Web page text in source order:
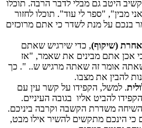
היטב גם מבלי לדבר הרבה. תוכלו
מבין", "ספר לי עוד". תוכלו לחזור
בנכם על מנת לשדר כי אתם מרוכזים
אחרת (שיקוף), כדי שירגיש שאתם
אכן אתם מבינים את שאמר, "אז
אומר זה שאתה מרגיש ש.. ". כך
להבין את מצבו.
. למשל, הקפידו על קשר עין עם
להביט אליו בגובה העיניים.
משדרת הקשבה וקרבה ביניכם.
כי הינכם מתקשים להשיר אילו מבט,